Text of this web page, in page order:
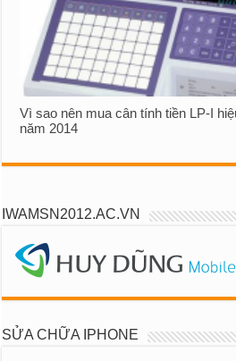
Vì sao nên mua cân tính tiền LP-I
năm 2014
IWAMSN2012.AC.VN
SỬA CHỮA IPHONE